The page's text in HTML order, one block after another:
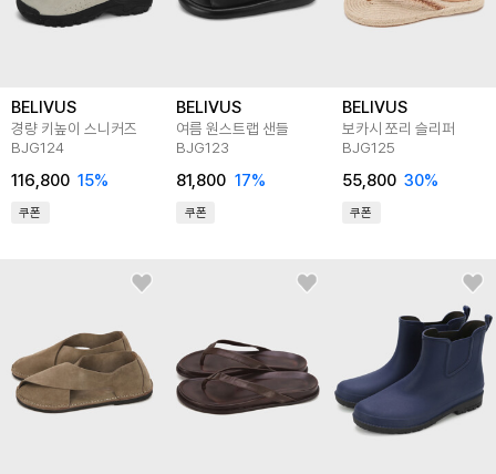
BELIVUS
경량 키높이 스니커즈
BJG124
116,800 15%
쿠폰
BELIVUS
여름 원스트랩 샌들
BJG123
81,800 17%
쿠폰
BELIVUS
보카시 쪼리 슬리퍼
BJG125
55,800 30%
쿠폰